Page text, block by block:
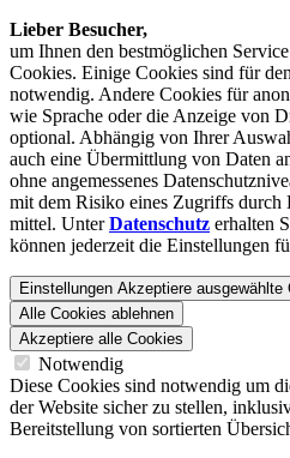
Lieber Besucher,
um Ihnen den best­möglichen
Cookies. Einige Cookies sind für
notwendig. Andere Cookies für
wie Sprache oder die Anzeige von
optional. Abhängig von Ihrer
auch eine Übermittlung von Daten
ohne angemessenes
mit dem Risiko eines Zugriffs
mittel. UnterDatenschutz erhalten
können jederzeit die Einstellungen
Einstellungen Akzeptiere ausgewählte
Alle Cookies ablehnen
Akzeptiere alle Cookies
Notwendig
Diese Cookies sind notwendig um
der Website sicher zu stellen,
Bereitstellung von sortierten